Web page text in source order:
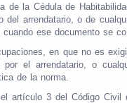
de la Cédula de
del arrendatario, o de
ese documento se
en que no es
el arrendatario, o
de la norma.
artículo 3 del Código